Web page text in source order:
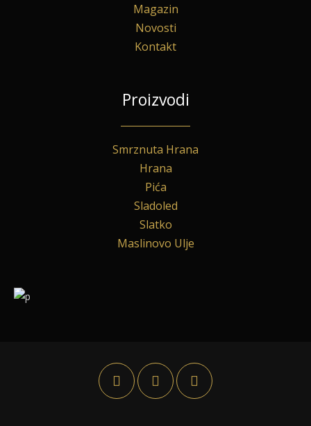
Magazin
Novosti
Kontakt
Proizvodi
Smrznuta Hrana
Hrana
Pića
Sladoled
Slatko
Maslinovo Ulje